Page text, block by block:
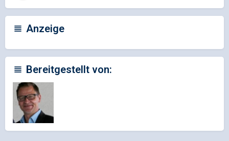
Anzeige
Bereitgestellt von: